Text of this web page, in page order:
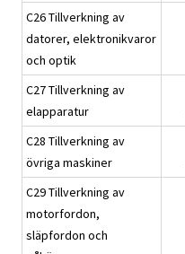
C26 Tillverkning av
datorer, elektronikvaror
och optik
C27 Tillverkning av
elapparatur
C28 Tillverkning av
övriga maskiner
C29 Tillverkning av
motorfordon,
släpfordon och